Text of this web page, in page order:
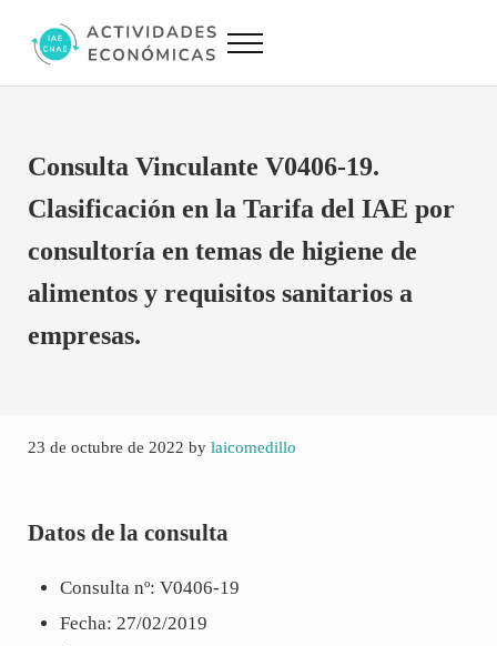
Actividades Económicas IAE CNAE
Menu
Consulta Vinculante V0406-19.
Clasificación en la Tarifa del IAE por
consultoría en temas de higiene de
alimentos y requisitos sanitarios a
empresas.
23 de octubre de 2022 by laicomedillo
Datos de la consulta
Consulta nº: V0406-19
Fecha: 27/02/2019